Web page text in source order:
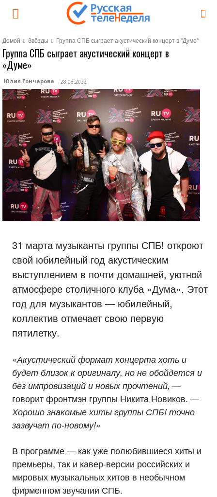
Домой Звёзды Группа СПБ сыграет акустический концерт в "Думе"
Группа СПБ сыграет акустический концерт в
«Думе»
Юлия Гончарова 28.03.2022
31 марта музыканты группы СПБ! откроют
свой юбилейный год акустическим
выступлением в почти домашней, уютной
атмосфере столичного клуба «Дума». Этот
год для музыкантов — юбилейный,
коллектив отмечает свою первую
пятилетку.
«Акустический формат концерта хоть и
будет близок к оригиналу, но не обойдется и
без импровизаций и новых прочтений, —
говорит фронтмэн группы Никита Новиков. —
Хорошо знакомые хиты группы СПБ! точно
зазвучат по-новому!»
В программе — как уже полюбившиеся хиты и
премьеры, так и кавер-версии российских и
мировых музыкальных хитов в необычном
фирменном звучании СПБ.